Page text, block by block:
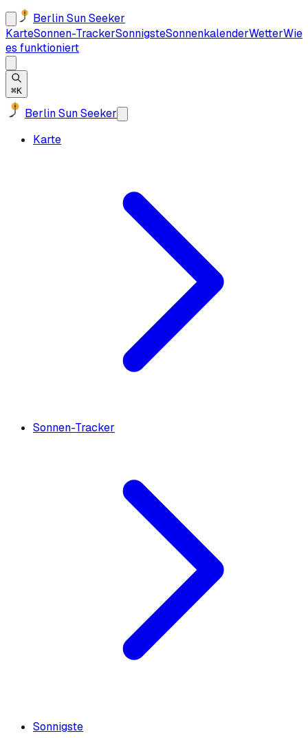
Berlin Sun Seeker
KarteSonnen-TrackerSonnigsteSonnenkalenderWetterWie
es funktioniert
⌘K
Berlin Sun Seeker
Karte
Sonnen-Tracker
Sonnigste